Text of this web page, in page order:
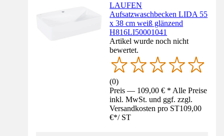
LAUFEN
Aufsatzwaschbecken LIDA 55
x 38 cm weiß glänzend
H816LI50001041
Artikel wurde noch nicht
bewertet.
(0)
Preis — 109,00 € * Alle Preise
inkl. MwSt. und ggf. zzgl.
Versandkosten pro ST109,00
€*/ ST